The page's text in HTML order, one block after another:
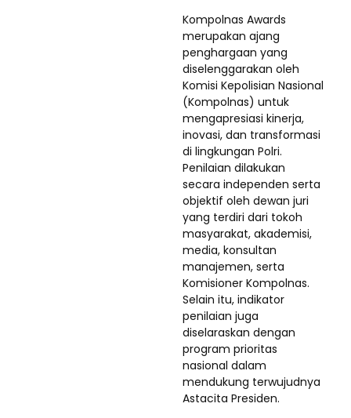
Kompolnas Awards
merupakan ajang
penghargaan yang
diselenggarakan oleh
Komisi Kepolisian Nasional
(Kompolnas) untuk
mengapresiasi kinerja,
inovasi, dan transformasi
di lingkungan Polri.
Penilaian dilakukan
secara independen serta
objektif oleh dewan juri
yang terdiri dari tokoh
masyarakat, akademisi,
media, konsultan
manajemen, serta
Komisioner Kompolnas.
Selain itu, indikator
penilaian juga
diselaraskan dengan
program prioritas
nasional dalam
mendukung terwujudnya
Astacita Presiden.